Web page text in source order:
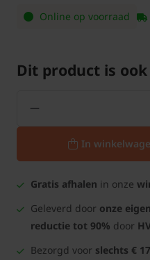
Online op voorraad
Dit product is
In
Gratis afhalen in onze
Geleverd door onze
reductie tot 90% door
Bezorgd voor slechts €